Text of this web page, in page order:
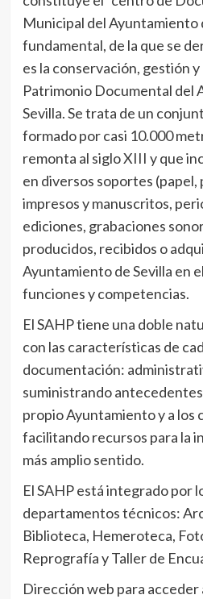
Municipal del Ayuntamiento
fundamental, de la que se
es la conservación, gestión
Patrimonio Documental del
Sevilla. Se trata de un
formado por casi 10.000
remonta al siglo XIII y que
en diversos soportes (papel,
impresos y manuscritos,
ediciones, grabaciones
producidos, recibidos o
Ayuntamiento de Sevilla en
funciones y competencias.
El SAHP tiene una doble
con las características de
documentación:
suministrando
propio Ayuntamiento y a los
facilitando recursos para la
más amplio sentido.
El SAHP está integrado por
departamentos técnicos:
Biblioteca, Hemeroteca,
Reprografía y Taller de
Dirección web para acceder